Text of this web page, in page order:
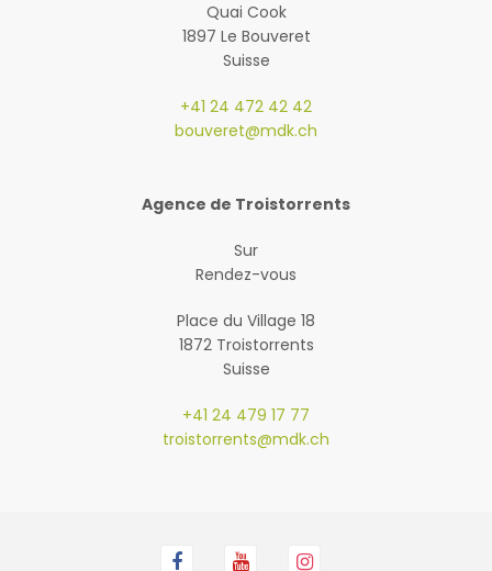
Quai Cook
1897 Le Bouveret
Suisse
+41 24 472 42 42
bouveret@mdk.ch
Agence de Troistorrents
Sur
Rendez-vous
Place du Village 18
1872 Troistorrents
Suisse
+41 24 479 17 77
troistorrents@mdk.ch